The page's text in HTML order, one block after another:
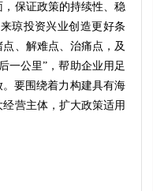
保证政策的持续性、稳
琼投资兴业创造更好条
、解难点、治痛点，及
一公里”，帮助企业用足
要围绕着力构建具有海
营主体，扩大政策适用